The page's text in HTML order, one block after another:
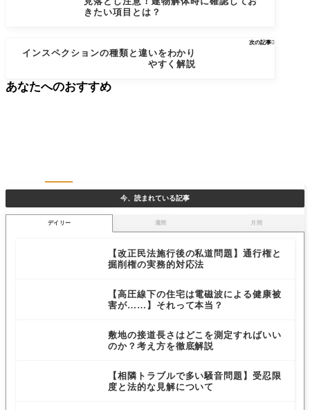
きたい項目とは？
次の記事
インスペクションの種類と違いをわかり
やすく解説
今、読まれている記事
デイリー 週間 月間
【改正民法施行後の私道問題】通行権と
掘削権の実務的対応法
【高圧線下の住宅は電磁波による健康被
害が……】それって本当？
敷地の接道長さはどこを測定すればいい
のか？考え方を徹底解説
【相隣トラブルで多い騒音問題】受忍限
度と法的な見解について
あなたへのおすすめ